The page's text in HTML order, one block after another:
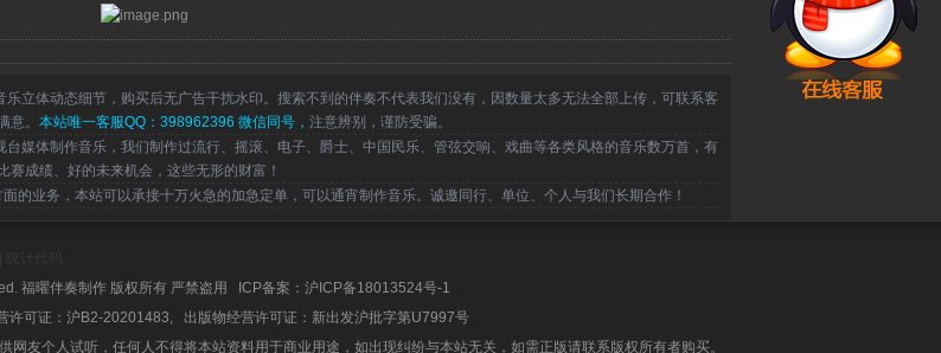
乐立体动态细节，购买后无广告干扰水印。搜索不到的伴奏不代表我们没有，因数量太多无法全部上传，可联系客
意。 本站唯一客服QQ：398962396 微信同号， 注意辨别，谨防受骗。
体制作音乐，我们制作过流行、摇滚、电子、爵士、中国民乐、管弦交响、戏曲等各类风格的音乐数万首，有
成绩、好的未来机会，这些无形的财富！
业务，本站可以承接十万火急的加急定单，可以通宵制作音乐。诚邀同行、单位、个人与我们长期合作！
福曜伴奏制作 版权所有 严禁盗用 ICP备案： 沪ICP备18013524号-1
可证：沪B2-20201483, 出版物经营许可证：新出发沪批字第U7997号
友个人试听，任何人不得将本站资料用于商业用途，如出现纠纷与本站无关，如需正版请联系版权所有者购买。